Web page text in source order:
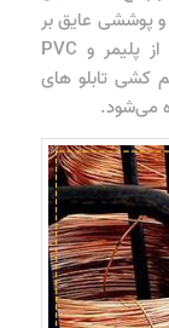
پوششی عایق بر
روی آنها کشیده می‌شود که عمدتا جنس آن از پلیمر و PVC
کشی تابلو های
می‌شود.